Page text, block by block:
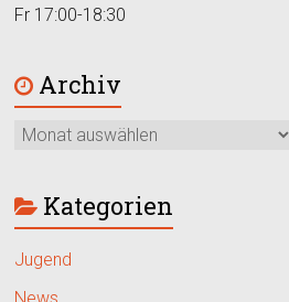
Fr 17:00-18:30
Archiv
Kategorien
Jugend
News